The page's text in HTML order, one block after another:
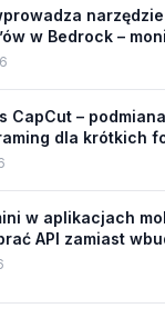
w Bedrock –
dla
CapCut –
dla krótkich
w aplikacjach
API zamiast